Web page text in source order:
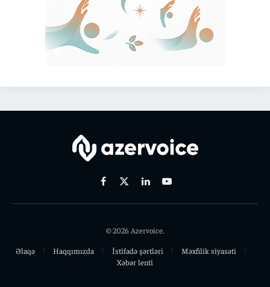
Facebook
X
LinkedinYoutube
© 2026 Azervoice.
Əlaqə
Haqqımızda İstifadə şərtləri
Məxfilik siyasəti
Xəbər lenti